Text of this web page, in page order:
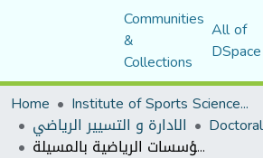
Communities
&
Collections
All of
DSpace
Home
Institute of Sports Sciences and Techniques
الادارة و التسيير الرياضي
تطبيق بعض مبادئ الحوكمة ودورها في تعزيز مدخلات وظيفة التخطيط بالمؤسسات الرياضية _ دراسة ميدانية بالمؤسسات الرياضية بالمسيلة_